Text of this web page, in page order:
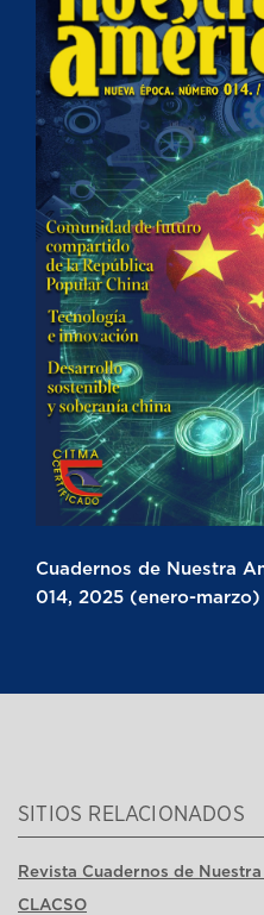
Cuadernos de Nuestra
014, 2025 (enero-marzo)
SITIOS RELACIONADOS
Revista Cuadernos de
CLACSO